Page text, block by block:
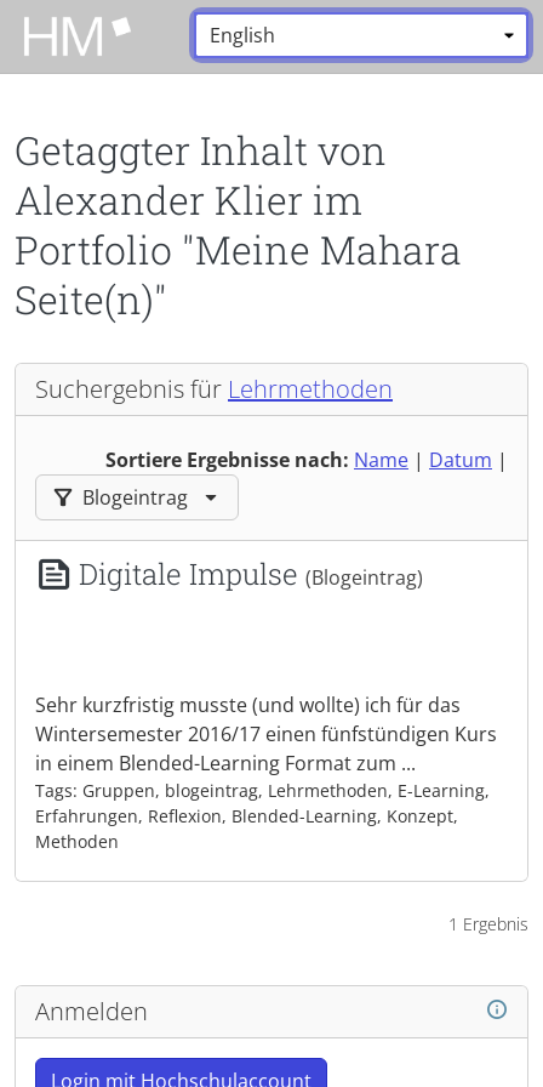
Zum Hauptinhalt zurückspringen
Sprache:
Getaggter Inhalt von
Alexander Klier im
Portfolio "Meine Mahara
Seite(n)"
Suchergebnis für Lehrmethoden
Sortiere Ergebnisse nach: Name | Datum |
Ergebnisse filtern nach:
Blogeintrag
Digitale Impulse (Blogeintrag)
Sehr kurzfristig musste (und wollte) ich für das
Wintersemester 2016/17 einen fünfstündigen Kurs
in einem Blended-Learning Format zum ...
Tags: Gruppen, blogeintrag, Lehrmethoden, E-Learning,
Erfahrungen, Reflexion, Blended-Learning, Konzept,
Methoden
1 Ergebnis
Anmelden
Login mit Hochschulaccount